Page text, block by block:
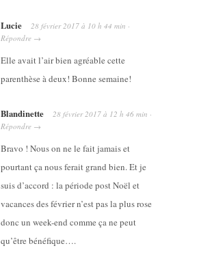
Lucie 28 février 2017 à 10 h 44 min ·
Répondre →
Elle avait l’air bien agréable cette
parenthèse à deux! Bonne semaine!
Blandinette 28 février 2017 à 12 h 46 min ·
Répondre →
Bravo ! Nous on ne le fait jamais et
pourtant ça nous ferait grand bien. Et je
suis d’accord : la période post Noël et
vacances des février n’est pas la plus rose
donc un week-end comme ça ne peut
qu’être bénéfique….